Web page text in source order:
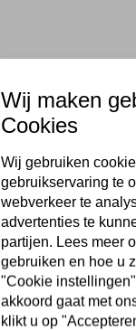
Wij maken
Cookies
Wij gebruiken
gebruikservaring te
webverkeer te
advertenties te
partijen. Lees meer
gebruiken en hoe u
"Cookie
akkoord gaat met
klikt u op